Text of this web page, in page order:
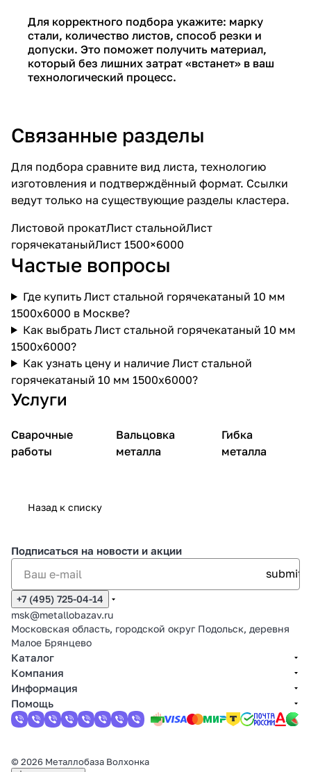
Для корректного подбора укажите: марку
стали, количество листов, способ резки и
допуски. Это поможет получить материал,
который без лишних затрат «встанет» в ваш
технологический процесс.
Связанные разделы
Для подбора сравните вид листа, технологию
изготовления и подтверждённый формат. Ссылки
ведут только на существующие разделы кластера.
Листовой прокатЛист стальнойЛист
горячекатаныйЛист 1500×6000
Частые вопросы
Где купить Лист стальной горячекатаный 10 мм
1500х6000 в Москве?
Как выбрать Лист стальной горячекатаный 10 мм
1500х6000?
Как узнать цену и наличие Лист стальной
горячекатаный 10 мм 1500х6000?
Услуги
Сварочные
работы
Вальцовка
металла
Гибка
металла
Назад к списку
Подписаться на новости и акции
+7 (495) 725-04-14
msk@metallobazav.ru
Московская область, городской округ Подольск, деревня
Малое Брянцево
Каталог
Компания
Информация
Помощь
© 2026 Металлобаза Волхонка